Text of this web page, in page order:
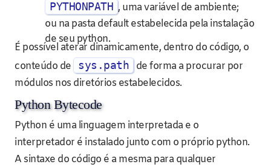
PYTHONPATH , uma variável de ambiente;
ou na pasta default estabelecida pela instalação
de seu python.
É possível aterar dinamicamente, dentro do código, o
conteúdo de
sys.path
de forma a procurar por
módulos nos diretórios estabelecidos.
Python Bytecode
Python é uma linguagem interpretada e o
interpretador é instalado junto com o próprio python.
A sintaxe do código é a mesma para qualquer